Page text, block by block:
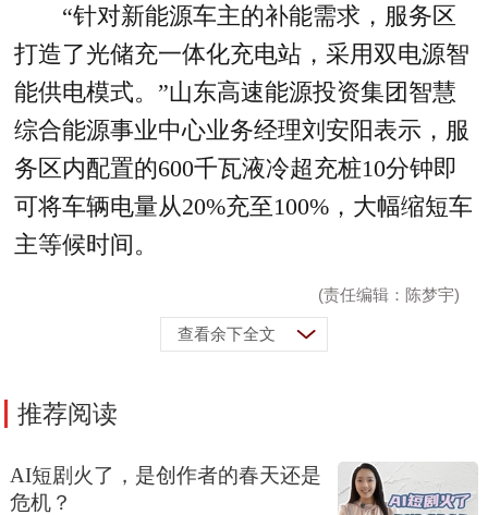
“针对新能源车主的补能需求，服务区
打造了光储充一体化充电站，采用双电源智
能供电模式。”山东高速能源投资集团智慧
综合能源事业中心业务经理刘安阳表示，服
务区内配置的600千瓦液冷超充桩10分钟即
可将车辆电量从20%充至100%，大幅缩短车
主等候时间。
(责任编辑：陈梦宇)
查看余下全文
推荐阅读
AI短剧火了，是创作者的春天还是
危机？